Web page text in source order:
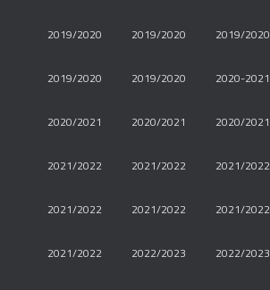
2019/2020 2019/2020 2019/2020
2019/2020 2019/2020 2020-2021
2020/2021 2020/2021 2020/2021
2021/2022 2021/2022 2021/2022
2021/2022 2021/2022 2021/2022
2021/2022 2022/2023 2022/2023